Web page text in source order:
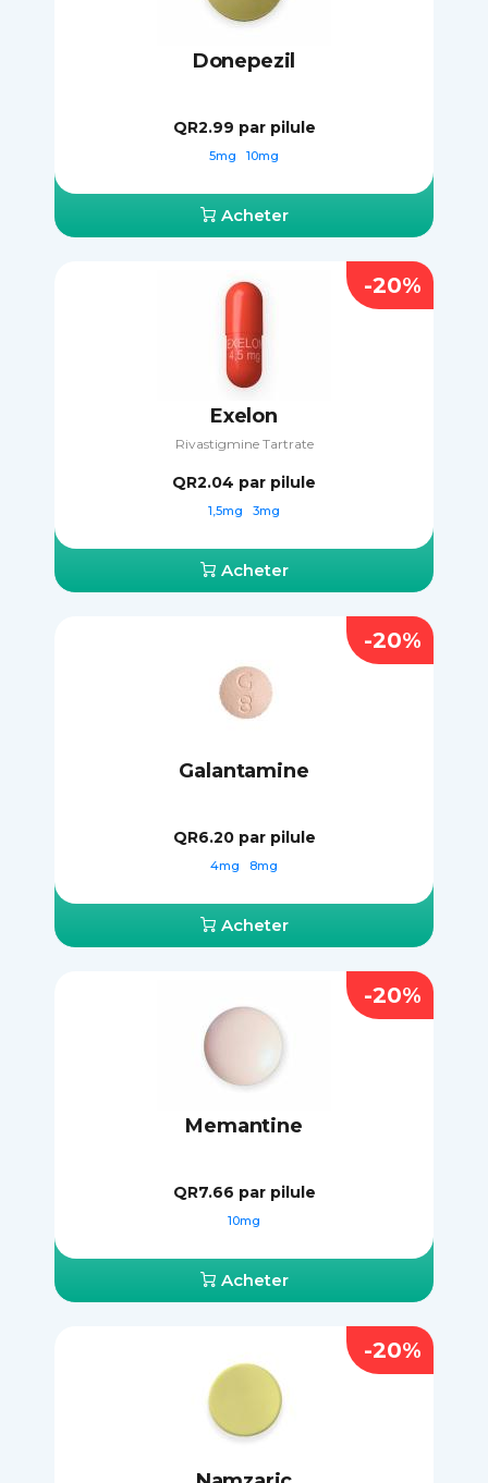
Donepezil
QR2.99 par pilule
5mg 10mg
Acheter
Exelon
Rivastigmine Tartrate
QR2.04 par pilule
1,5mg 3mg
Acheter
-20%
Galantamine
QR6.20 par pilule
4mg 8mg
Acheter
-20%
Memantine
QR7.66 par pilule
10mg
Acheter
-20%
-20%